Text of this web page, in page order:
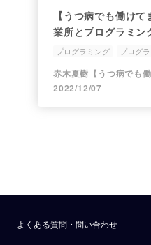
【うつ病でも働け
業所とプログラミン
プログラミング プログ
障碍者就職
2022/12/07
よくある質問・問い合わせ